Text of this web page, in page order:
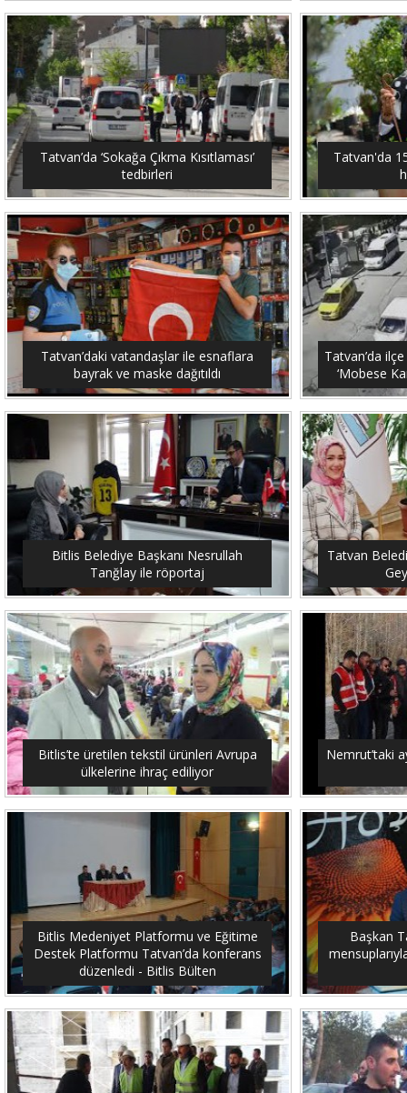
Tatvan’da ‘Sokağa Çıkma Kısıtlaması’
tedbirleri
Tatvan'da
Tatvan’daki vatandaşlar ile esnaflara
bayrak ve maske dağıtıldı
Tatvan’da
‘Mobese
Bitlis Belediye Başkanı Nesrullah
Tanğlay ile röportaj
Tatvan
Bitlis’te üretilen tekstil ürünleri Avrupa
ülkelerine ihraç ediliyor
Nemrut’taki
Bitlis Medeniyet Platformu ve Eğitime
Destek Platformu Tatvan’da konferans
düzenledi - Bitlis Bülten
Başkan